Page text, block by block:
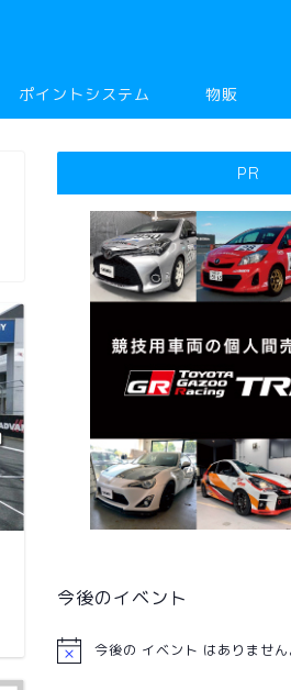
ポイントシステム 物販
PR
今後のイベント
今後の イベント はありません